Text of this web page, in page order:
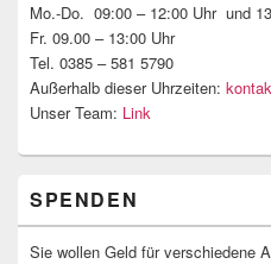
Mo.-Do. 09:00 – 12:00 Uhr und
Fr. 09.00 – 13:00 Uhr
Tel. 0385 – 581 5790
Außerhalb dieser Uhrzeiten:
Unser Team: Link
SPENDEN
Sie wollen Geld für verschiedene